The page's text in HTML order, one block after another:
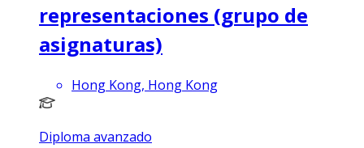
representaciones (grupo de
asignaturas)
Hong Kong, Hong Kong
Diploma avanzado